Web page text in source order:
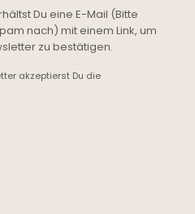
Du eine E-Mail (Bitte
nach) mit einem Link, um
zu bestätigen.
akzeptierst Du die